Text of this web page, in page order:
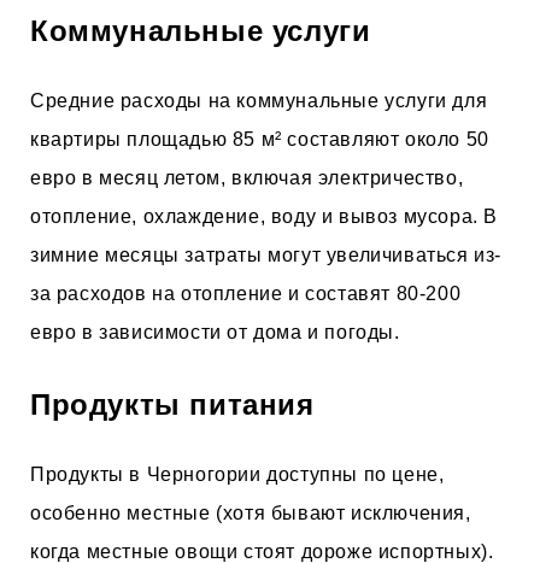
Коммунальные услуги
Средние расходы на коммунальные услуги для
квартиры площадью 85 м² составляют около 50
евро в месяц летом, включая электричество,
отопление, охлаждение, воду и вывоз мусора. В
зимние месяцы затраты могут увеличиваться из-
за расходов на отопление и составят 80-200
евро в зависимости от дома и погоды.
Продукты питания
Продукты в Черногории доступны по цене,
особенно местные (хотя бывают исключения,
когда местные овощи стоят дороже испортных).